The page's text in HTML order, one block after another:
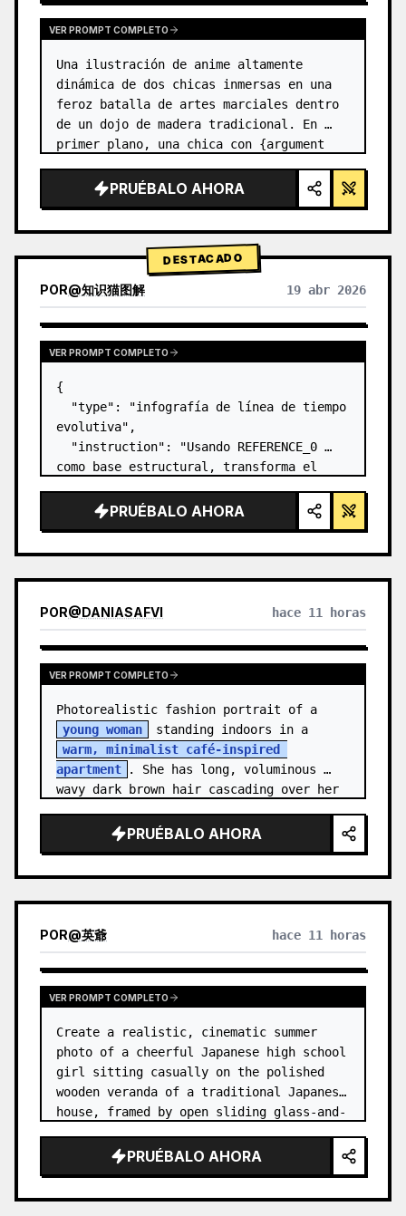
VER PROMPT COMPLETO
Una ilustración de anime altamente
dinámica de dos chicas inmersas en una
feroz batalla de artes marciales dentro
de un dojo de madera tradicional. En
primer plano, una chica con {argument
negro en un moño alto con cint…
PRUÉBALO AHORA
DESTACADO
POR@知识猫图解 19 abr 2026
VER PROMPT COMPLETO
{
  "type": "infografía de línea de tiempo
evolutiva",
  "instruction": "Usando REFERENCE_0
como base estructural, transforma el
3D altamente realista. Reemplaza las
rampas lisas por escalones de piedra
PRUÉBALO AHORA
POR@DANIASAFVI hace 11 horas
VER PROMPT COMPLETO
young woman
warm, minimalist café-inspired
apartment
. She has long, voluminous
wavy dark brown hair cascading over her
PRUÉBALO AHORA
POR@英爺 hace 11 horas
VER PROMPT COMPLETO
Create a realistic, cinematic summer
photo of a cheerful Japanese high school
girl sitting casually on the polished
wooden veranda of a traditional Japanese
house, framed by open sliding glass-and-
style school uniform top w…
PRUÉBALO AHORA